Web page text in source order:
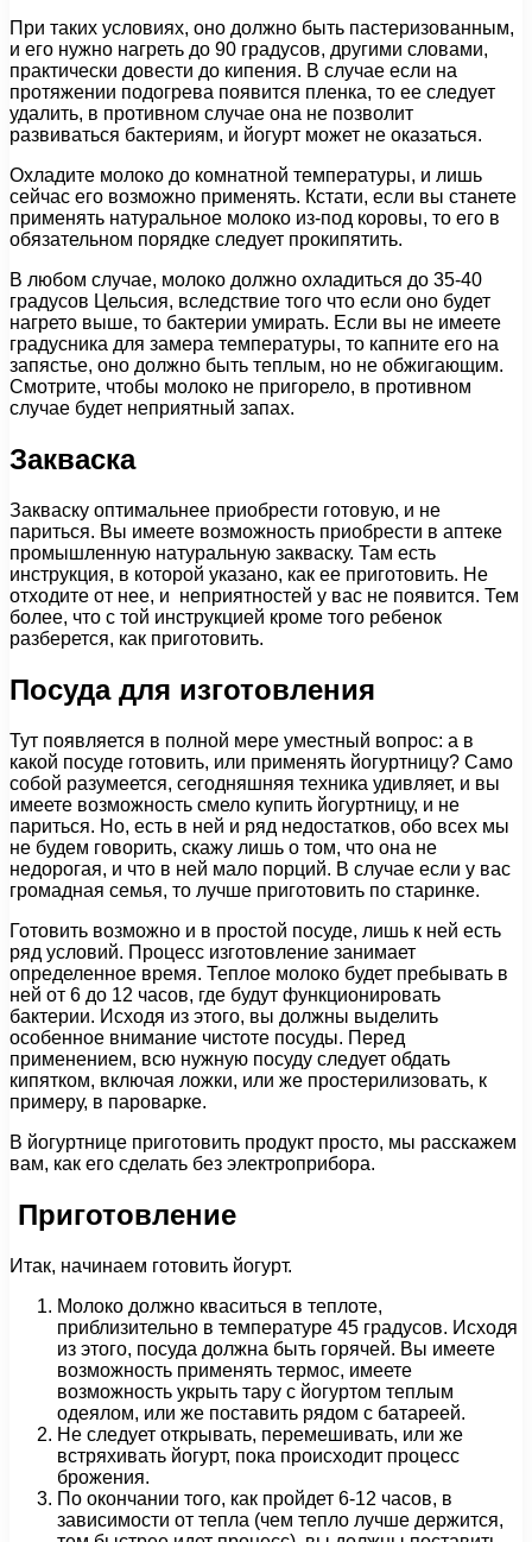
При таких условиях, оно должно быть пастеризованным,
и его нужно нагреть до 90 градусов, другими словами,
практически довести до кипения. В случае если на
протяжении подогрева появится пленка, то ее следует
удалить, в противном случае она не позволит
развиваться бактериям, и йогурт может не оказаться.
Охладите молоко до комнатной температуры, и лишь
сейчас его возможно применять. Кстати, если вы станете
применять натуральное молоко из-под коровы, то его в
обязательном порядке следует прокипятить.
В любом случае, молоко должно охладиться до 35-40
градусов Цельсия, вследствие того что если оно будет
нагрето выше, то бактерии умирать. Если вы не имеете
градусника для замера температуры, то капните его на
запястье, оно должно быть теплым, но не обжигающим.
Смотрите, чтобы молоко не пригорело, в противном
случае будет неприятный запах.
Закваска
Закваску оптимальнее приобрести готовую, и не
париться. Вы имеете возможность приобрести в аптеке
промышленную натуральную закваску. Там есть
инструкция, в которой указано, как ее приготовить. Не
отходите от нее, и неприятностей у вас не появится. Тем
более, что с той инструкцией кроме того ребенок
разберется, как приготовить.
Посуда для изготовления
Тут появляется в полной мере уместный вопрос: а в
какой посуде готовить, или применять йогуртницу? Само
собой разумеется, сегодняшняя техника удивляет, и вы
имеете возможность смело купить йогуртницу, и не
париться. Но, есть в ней и ряд недостатков, обо всех мы
не будем говорить, скажу лишь о том, что она не
недорогая, и что в ней мало порций. В случае если у вас
громадная семья, то лучше приготовить по старинке.
Готовить возможно и в простой посуде, лишь к ней есть
ряд условий. Процесс изготовление занимает
определенное время. Теплое молоко будет пребывать в
ней от 6 до 12 часов, где будут функционировать
бактерии. Исходя из этого, вы должны выделить
особенное внимание чистоте посуды. Перед
применением, всю нужную посуду следует обдать
кипятком, включая ложки, или же простерилизовать, к
примеру, в пароварке.
В йогуртнице приготовить продукт просто, мы расскажем
вам, как его сделать без электроприбора.
Приготовление
Итак, начинаем готовить йогурт.
Молоко должно кваситься в теплоте,
приблизительно в температуре 45 градусов. Исходя
из этого, посуда должна быть горячей. Вы имеете
возможность применять термос, имеете
возможность укрыть тару с йогуртом теплым
одеялом, или же поставить рядом с батареей.
Не следует открывать, перемешивать, или же
встряхивать йогурт, пока происходит процесс
брожения.
По окончании того, как пройдет 6-12 часов, в
зависимости от тепла (чем тепло лучше держится,